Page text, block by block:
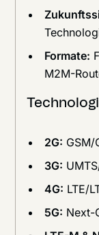
Formate:
M2M-
2G: GSM/
3G:
4G: LTE/
5G: Next-